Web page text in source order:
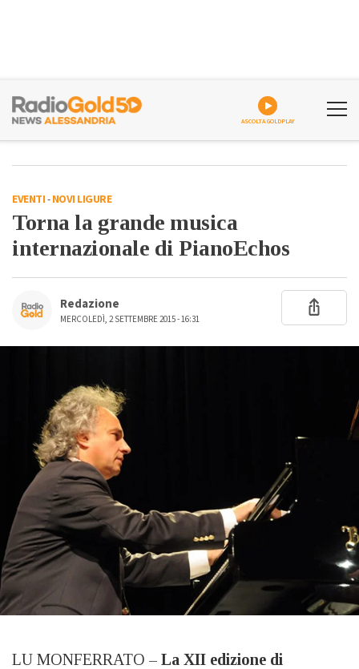
ASCOLTA GOLDPLAY
EVENTI-NOVI LIGURE
Torna la grande musica
internazionale di PianoEchos
Redazione
MERCOLEDÌ, 2 SETTEMBRE 2015 - 16:31
LU MONFERRATO – La XII edizione di